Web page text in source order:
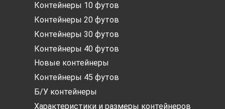
Контейнеры 10 футов
Контейнеры 20 футов
Контейнеры 30 футов
Контейнеры 40 футов
Новые контейнеры
Контейнеры 45 футов
Б/У контейнеры
Характеристики и размеры контейнеров